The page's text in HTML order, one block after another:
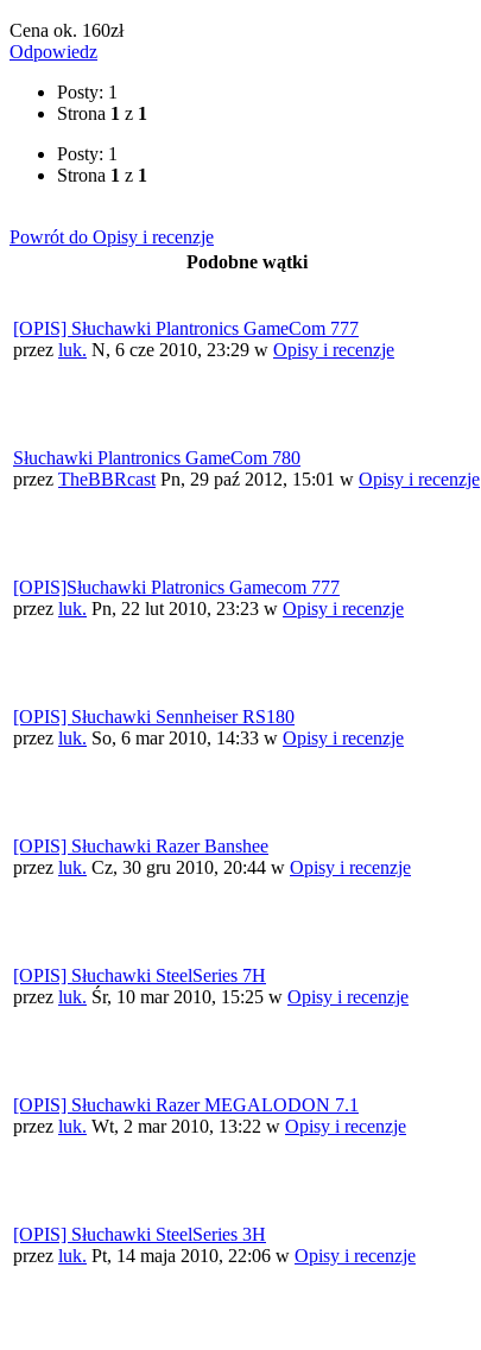
Cena ok. 160zł
Odpowiedz
Posty: 1
Strona 1 z 1
Posty: 1
Strona 1 z 1
Powrót do Opisy i recenzje
Podobne wątki
[OPIS] Słuchawki Plantronics GameCom 777
przez luk. N, 6 cze 2010, 23:29 w Opisy i recenzje
Słuchawki Plantronics GameCom 780
przez TheBBRcast Pn, 29 paź 2012, 15:01 w Opisy i recenzje
[OPIS]Słuchawki Platronics Gamecom 777
przez luk. Pn, 22 lut 2010, 23:23 w Opisy i recenzje
[OPIS] Słuchawki Sennheiser RS180
przez luk. So, 6 mar 2010, 14:33 w Opisy i recenzje
[OPIS] Słuchawki Razer Banshee
przez luk. Cz, 30 gru 2010, 20:44 w Opisy i recenzje
[OPIS] Słuchawki SteelSeries 7H
przez luk. Śr, 10 mar 2010, 15:25 w Opisy i recenzje
[OPIS] Słuchawki Razer MEGALODON 7.1
przez luk. Wt, 2 mar 2010, 13:22 w Opisy i recenzje
[OPIS] Słuchawki SteelSeries 3H
przez luk. Pt, 14 maja 2010, 22:06 w Opisy i recenzje